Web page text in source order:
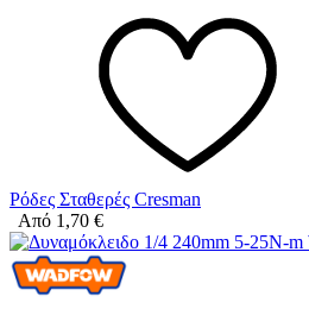
Ρόδες Σταθερές Cresman
Από 1,70 €